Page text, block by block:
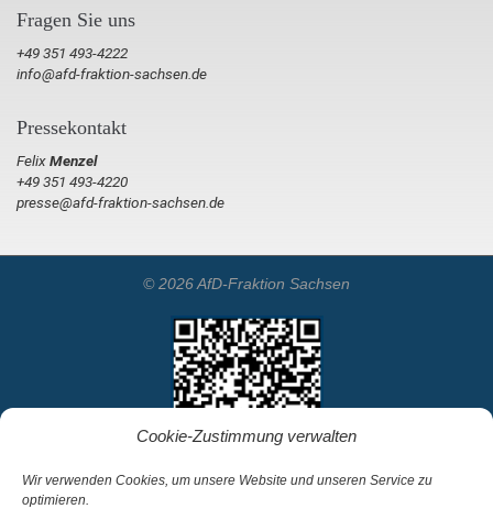
Cookie-Zustimmung verwalten
Wir verwenden Cookies, um unsere Website und unseren Service zu
optimieren.
Fragen Sie uns
+49 351 493-4222
info@afd-fraktion-sachsen.de
Pressekontakt
FelixMenzel
+49 351 493-4220
presse@afd-fraktion-sachsen.de
© 2026 AfD-Fraktion Sachsen